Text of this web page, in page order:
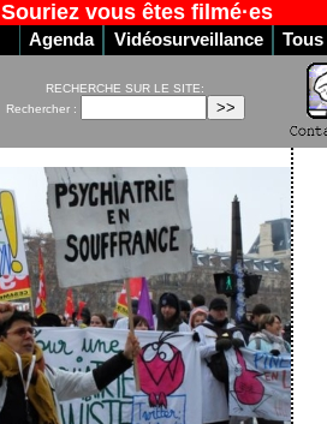
Souriez vous êtes filmé·es
Agenda Vidéosurveillance
RECHERCHE SUR LE SITE:
Rechercher :